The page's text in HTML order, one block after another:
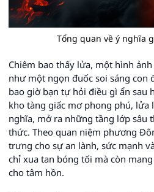
Tổng quan về ý nghĩa
Chiêm bao thấy lửa, một hình
như một ngọn đuốc soi sáng con
bao giờ bạn tự hỏi điều gì ẩn sau
kho tàng giấc mơ phong phú, lửa
nghĩa, mở ra những tầng lớp sâu
thức. Theo quan niệm phương
trưng cho sự an lành, sức mạnh
chỉ xua tan bóng tối mà còn
cho tâm hồn.